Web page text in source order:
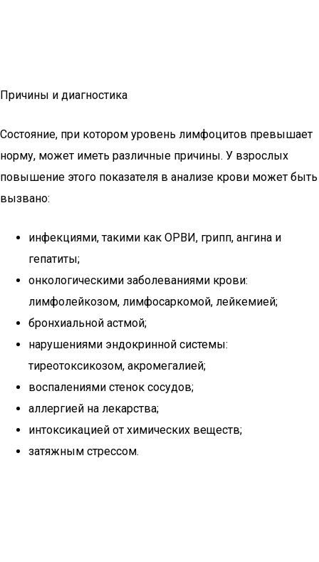
Причины и диагностика
Состояние, при котором уровень лимфоцитов превышает
норму, может иметь различные причины. У взрослых
повышение этого показателя в анализе крови может быть
вызвано:
инфекциями, такими как ОРВИ, грипп, ангина и
гепатиты;
онкологическими заболеваниями крови:
лимфолейкозом, лимфосаркомой, лейкемией;
бронхиальной астмой;
нарушениями эндокринной системы:
тиреотоксикозом, акромегалией;
воспалениями стенок сосудов;
аллергией на лекарства;
интоксикацией от химических веществ;
затяжным стрессом.